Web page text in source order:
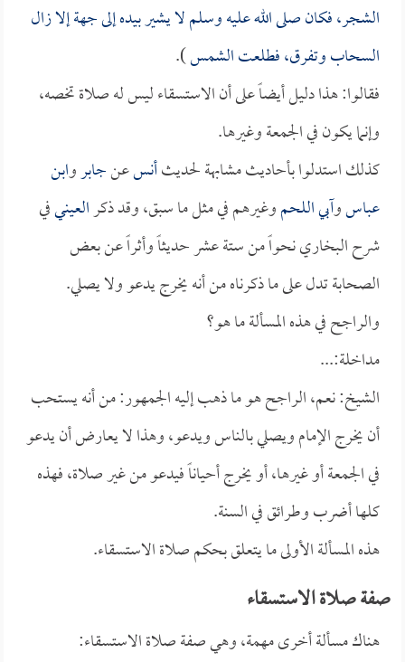
الشجر، فكان صلى الله عليه وسلم لا يشير بيده إلى جهة إلا زال
السحاب وتفرق، فطلعت الشمس).
فقالوا: هذا دليل أيضاً على أن الاستسقاء ليس له صلاة تخصه،
وإنما يكون في الجمعة وغيرها.
كذلك استدلوا بأحاديث مشابهة لحديثأنسعنجابروابن
عباسوآبي اللحموغيرهم في مثل ما سبق، وقد ذكرالعينيفي
شرح البخاري نحواً من ستة عشر حديثاً وأثراً عن بعض
الصحابة تدل على ما ذكرناه من أنه يخرج يدعو ولا يصلي.
والراجح في هذه المسألة ما هو؟
مداخلة:...
الشيخ: نعم، الراجح هو ما ذهب إليه الجمهور: من أنه يستحب
أن يخرج الإمام ويصلي بالناس ويدعو، وهذا لا يعارض أن يدعو
في الجمعة أو غيرها، أو يخرج أحياناً فيدعو من غير صلاة، فهذه
كلها أضرب وطرائق في السنة.
هذه المسألة الأولى ما يتعلق بحكم صلاة الاستسقاء.
صفة صلاة الاستسقاء
هناك مسألة أخرى مهمة، وهي صفة صلاة الاستسقاء: